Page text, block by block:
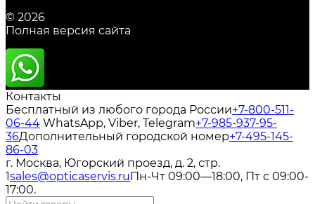
© 2026
Полная версия сайта
Контакты
Бесплатный из любого города России+7-800-511-
06-44 WhatsApp, Viber, Telegram+7-985-937-95-
36Дополнительный городской номер+7-495-145-
86-03
г. Москва, Югорский проезд, д. 2, стр.
1sales@opticaservis.ruПн-Чт 09:00—18:00, Пт с 09:00-
17:00.